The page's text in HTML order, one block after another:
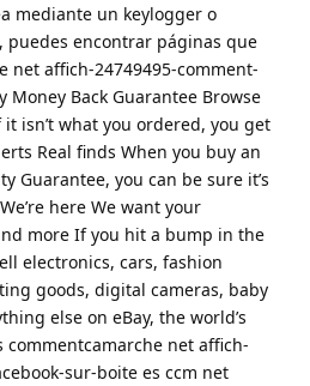
mediante un keylogger o
puedes encontrar páginas que
net affich-24749495-comment-
Back Guarantee Browse
isn’t what you ordered, you get
Real finds When you buy an
Guarantee, you can be sure it’s
here We want your
more If you hit a bump in the
electronics, cars, fashion
goods, digital cameras, baby
else on eBay, the world’s
net affich-
sur-boite es ccm net